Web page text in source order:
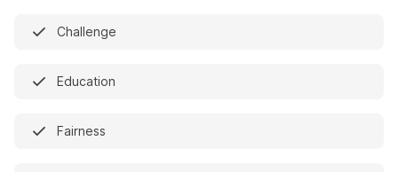
Challenge
Education
Fairness